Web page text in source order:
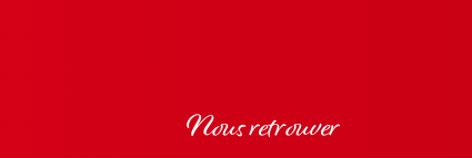
Nous retrouver